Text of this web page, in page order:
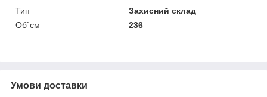
Тип
Захисний склад
Об`єм
236
Умови доставки